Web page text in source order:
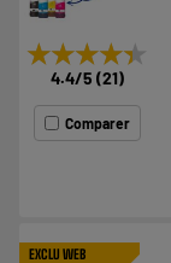
★★★★★
★★★★★
4.4/5 (21)
Comparer
EXCLU WEB